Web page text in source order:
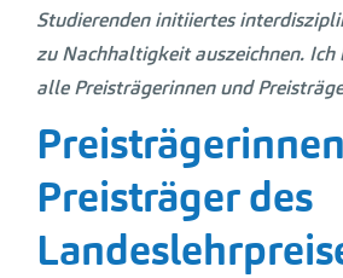
Studierenden initiiertes
zu Nachhaltigkeit auszeichnen. Ich
alle Preisträgerinnen und
Preisträger des